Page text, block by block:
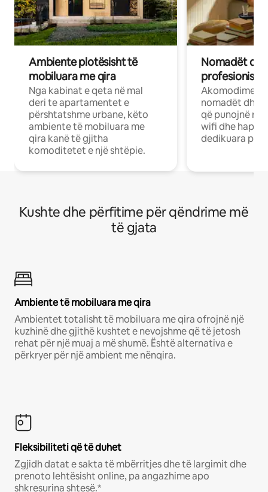
Ambiente plotësisht të
mobiluara me qira
Nga kabinat e qeta në mal
deri te apartamentet e
përshtatshme urbane, këto
ambiente të mobiluara me
qira kanë të gjitha
komoditetet e një shtëpie.
Nomadët
Akomodime
nomadët dhe
që punojnë në
wifi dhe
dedikuara
Kushte dhe përfitime për qëndrime më
të gjata
Ambiente të mobiluara me qira
Ambientet totalisht të mobiluara me qira ofrojnë një
kuzhinë dhe gjithë kushtet e nevojshme që të jetosh
rehat për një muaj a më shumë. Është alternativa e
përkryer për një ambient me nënqira.
Fleksibiliteti që të duhet
Zgjidh datat e sakta të mbërritjes dhe të largimit dhe
prenoto lehtësisht online, pa angazhime apo
shkresurina shtesë.*